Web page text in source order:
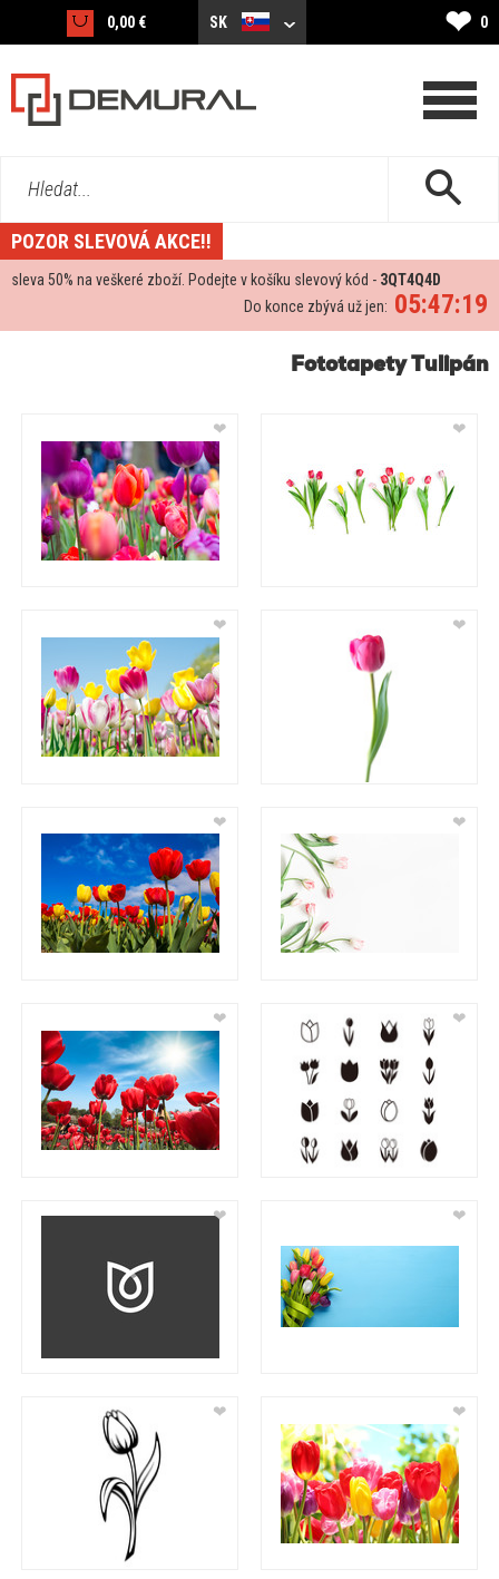
0,00 € SK ❤ 0
Hledat...
POZOR SLEVOVÁ AKCE!!
sleva 50% na veškeré zboží. Podejte v košíku slevový kód - 3QT4Q4D
05:47:18
Do konce zbývá už jen:
Fototapety Tulipán
❤ ❤
❤ ❤
❤ ❤
❤ ❤
❤ ❤
❤ ❤